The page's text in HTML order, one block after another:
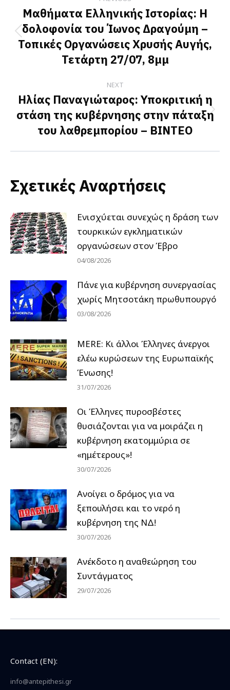
navigation
Previous
post:
Μαθήματα Ελληνικής Ιστορίας: Η
δολοφονία του Ίωνος Δραγούμη –
Τοπικές Οργανώσεις Χρυσής Αυγής,
Τετάρτη 27/07, 8μμ
NEXT
Next
post:
Ηλίας Παναγιώταρος: Υποκριτική η
στάση της κυβέρνησης στην πάταξη
του λαθρεμπορίου – ΒΙΝΤΕΟ
Σχετικές Αναρτήσεις
Ενισχύεται συνεχώς η δράση των
τουρκικών εγκληματικών
οργανώσεων στον Έβρο
04/08/2026
Πάνε για κυβέρνηση συνεργασίας
χωρίς Μητσοτάκη πρωθυπουργό
03/08/2026
MERE: Κι άλλοι Έλληνες άνεργοι
ελέω κυρώσεων της Ευρωπαϊκής
Ένωσης!
31/07/2026
Οι Έλληνες πυροσβέστες
θυσιάζονται για να μοιράζει η
κυβέρνηση εκατομμύρια σε
«ημέτερους»!
30/07/2026
Ανοίγει ο δρόμος για να
ξεπουλήσει και το νερό η
κυβέρνηση της ΝΔ!
30/07/2026
Ανέκδοτο η αναθεώρηση του
Συντάγματος
29/07/2026
Contact (EN):
info@antepithesi.gr